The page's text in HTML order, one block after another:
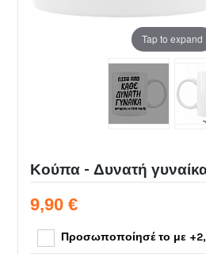
Tap to expand
Κούπα - Δυνατή
9,90 €
Προσωποποίησέ το με